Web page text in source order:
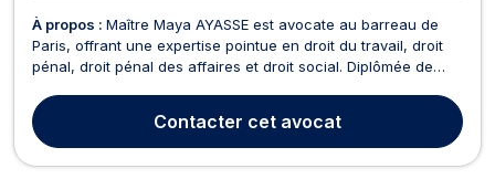
À propos : Maître Maya AYASSE est avocate au barreau de
Paris, offrant une expertise pointue en droit du travail, droit
pénal, droit pénal des affaires et droit social. Diplômée de
expérience au sein de cabinets renommés, elle a fondé son
propre cabinet en septembre 2023. En droit d...
Contacter cet avocat